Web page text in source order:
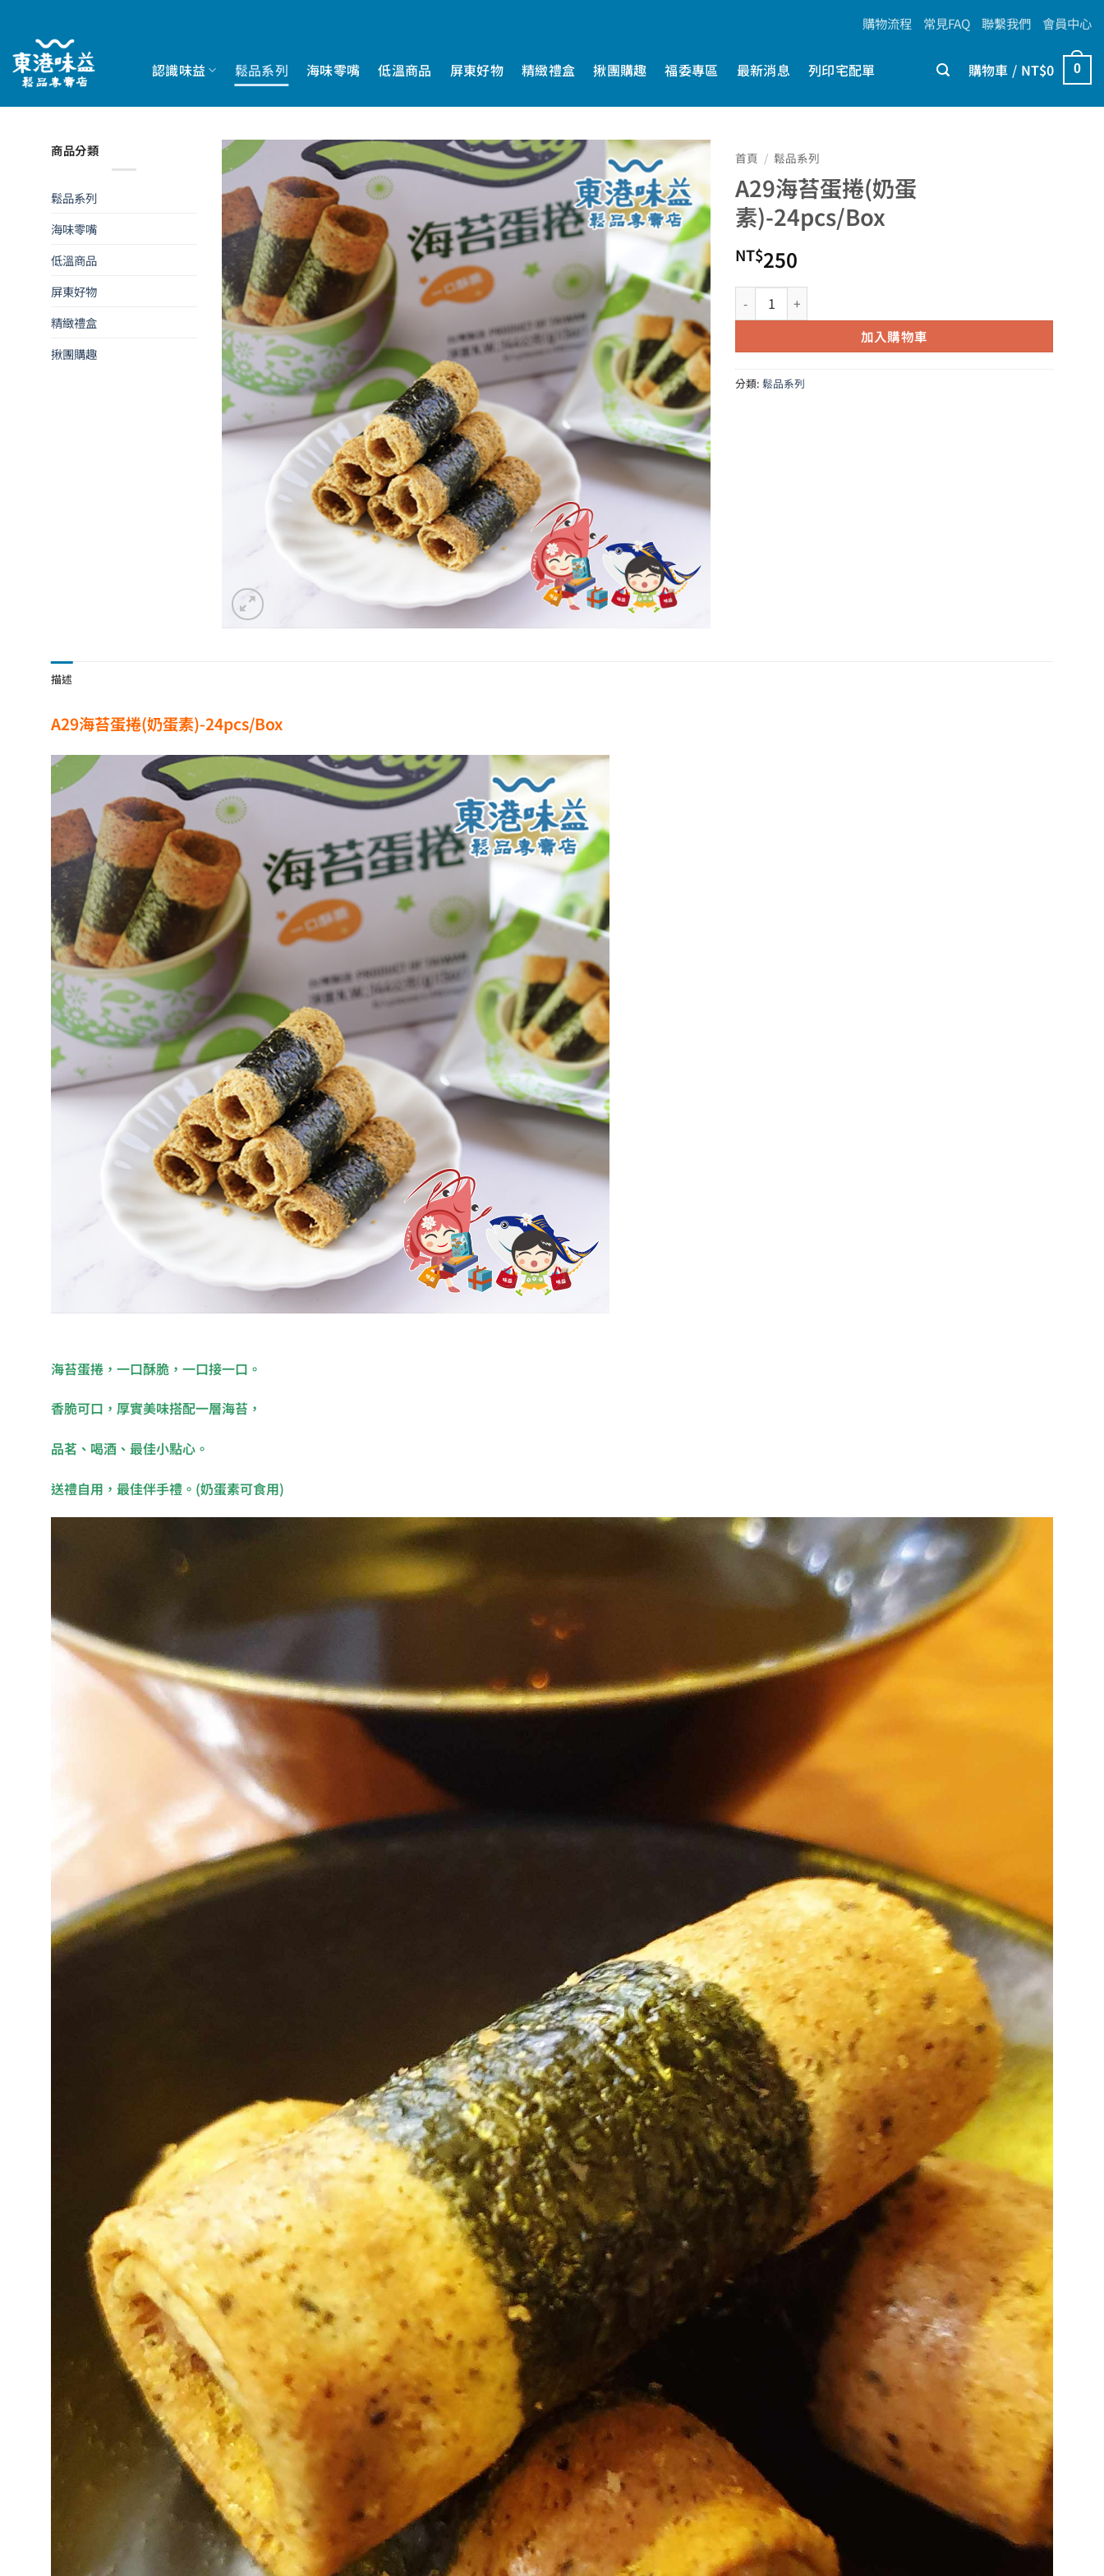
content
購物流程 常見FAQ 聯繫我們 會員中心
認識味益 鬆品系列 海味零嘴 低溫商品 屏東好物 精緻禮盒 揪團購趣 福委專區 最新消息 列印宅配單 購物車 / NT$0 0
商品分類
鬆品系列
海味零嘴
低溫商品
屏東好物
精緻禮盒
揪團購趣
首頁 / 鬆品系列
A29海苔蛋捲(奶蛋
素)-24pcs/Box
NT$250
A29海苔蛋捲(奶蛋素)-24pcs/Box 數量
加入購物車
分類:鬆品系列
描述
A29海苔蛋捲(奶蛋素)-24pcs/Box
海苔蛋捲，一口酥脆，一口接一口。
香脆可口，厚實美味搭配一層海苔，
品茗、喝酒、最佳小點心。
送禮自用，最佳伴手禮。(奶蛋素可食用)